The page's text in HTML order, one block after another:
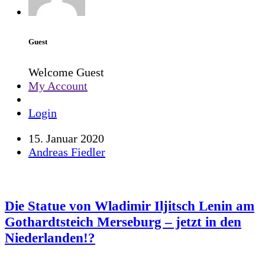
Guest
Welcome Guest
My Account
Login
15. Januar 2020
Andreas Fiedler
Die Statue von Wladimir Iljitsch Lenin am
Gothardtsteich Merseburg – jetzt in den
Niederlanden!?